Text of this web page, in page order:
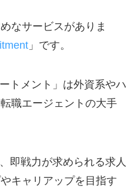
なサービスがありま
」です。
トメント」は外資系やハ
職エージェントの大手
即戦力が求められる求人
キャリアップを目指す